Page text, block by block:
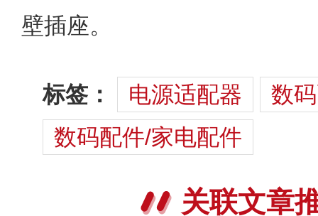
壁插座。
标签： 电源适配器
数
数码配件/家电配件
关联文章